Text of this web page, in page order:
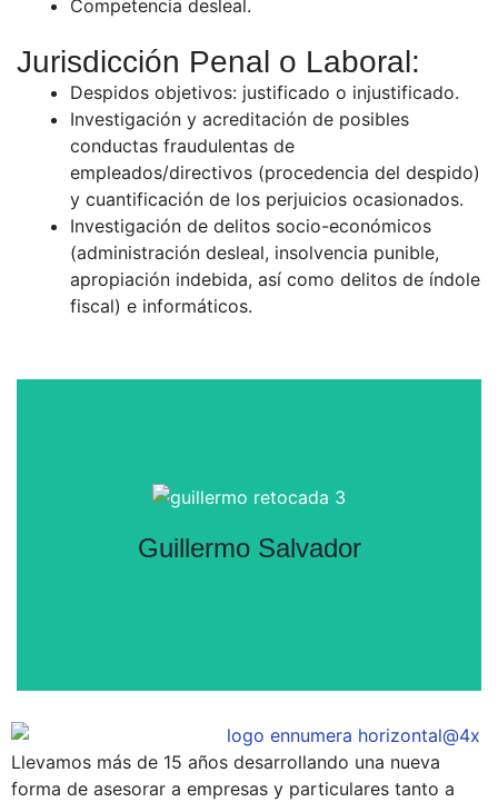
Competencia desleal.
Jurisdicción Penal o Laboral:
Despidos objetivos: justificado o injustificado.
Investigación y acreditación de posibles
conductas fraudulentas de
empleados/directivos (procedencia del despido)
y cuantificación de los perjuicios ocasionados.
Investigación de delitos socio-económicos
(administración desleal, insolvencia punible,
apropiación indebida, así como delitos de índole
fiscal) e informáticos.
Guillermo Salvador
Guillermo Salvador
Llevamos más de 15 años desarrollando una nueva
forma de asesorar a empresas y particulares tanto a